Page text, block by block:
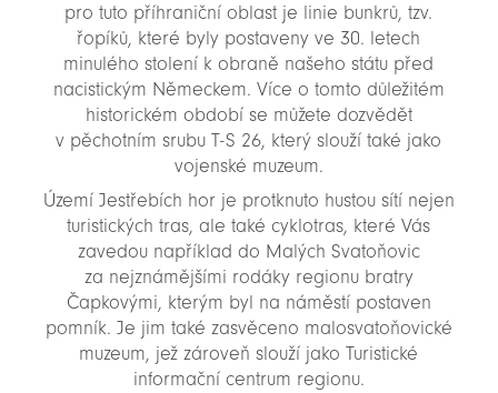
pro tuto příhraniční oblast je linie bunkrů, tzv.
řopíků, které byly postaveny ve 30. letech
minulého stolení k obraně našeho státu před
nacistickým Německem. Více o tomto důležitém
historickém období se můžete dozvědět
v pěchotním srubu T-S 26, který slouží také jako
vojenské muzeum.
Území Jestřebích hor je protknuto hustou sítí nejen
turistických tras, ale také cyklotras, které Vás
zavedou například do Malých Svatoňovic
za nejznámějšími rodáky regionu bratry
Čapkovými, kterým byl na náměstí postaven
pomník. Je jim také zasvěceno malosvatoňovické
muzeum, jež zároveň slouží jako Turistické
informační centrum regionu.